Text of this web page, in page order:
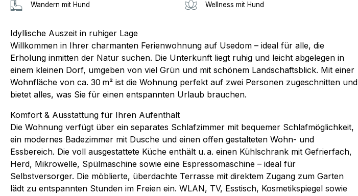
Wandern mit Hund Wellness mit Hund
Idyllische Auszeit in ruhiger Lage
Willkommen in Ihrer charmanten Ferienwohnung auf Usedom – ideal für alle, die
Erholung inmitten der Natur suchen. Die Unterkunft liegt ruhig und leicht abgelegen in
einem kleinen Dorf, umgeben von viel Grün und mit schönem Landschaftsblick. Mit einer
Wohnfläche von ca. 30 m² ist die Wohnung perfekt auf zwei Personen zugeschnitten und
bietet alles, was Sie für einen entspannten Urlaub brauchen.
Komfort & Ausstattung für Ihren Aufenthalt
Die Wohnung verfügt über ein separates Schlafzimmer mit bequemer Schlafmöglichkeit,
ein modernes Badezimmer mit Dusche und einen offen gestalteten Wohn- und
Essbereich. Die voll ausgestattete Küche enthält u. a. einen Kühlschrank mit Gefrierfach,
Herd, Mikrowelle, Spülmaschine sowie eine Espressomaschine – ideal für
Selbstversorger. Die möblierte, überdachte Terrasse mit direktem Zugang zum Garten
lädt zu entspannten Stunden im Freien ein. WLAN, TV, Esstisch, Kosmetikspiegel sowie